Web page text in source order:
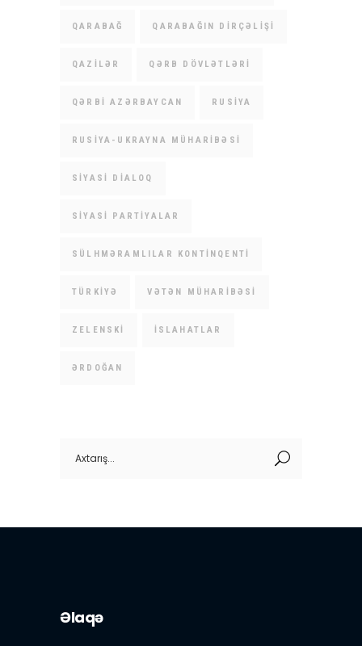
QARABAĞ QARABAĞIN DIRÇƏLIŞI
QAZILƏR QƏRB DÖVLƏTLƏRI
QƏRBI AZƏRBAYCAN RUSIYA
RUSIYA-UKRAYNA MÜHARIBƏSI
SIYASI DIALOQ
SIYASI PARTIYALAR
SÜLHMƏRAMLILAR KONTINQENTI
TÜRKIYƏ VƏTƏN MÜHARIBƏSI
ZELENSKI İSLAHATLAR
ƏRDOĞAN
for:
Əlaqə